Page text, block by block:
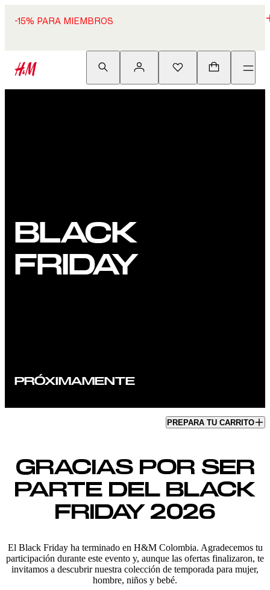
-15% PARA MIEMBROS
BLACK
FRIDAY
PRÓXIMAMENTE
PREPARA TU CARRITO
GRACIAS POR SER
PARTE DEL BLACK
FRIDAY 2026
El Black Friday ha terminado en H&M Colombia. Agradecemos tu
participación durante este evento y, aunque las ofertas finalizaron, te
invitamos a descubrir nuestra colección de temporada para mujer,
hombre, niños y bebé.